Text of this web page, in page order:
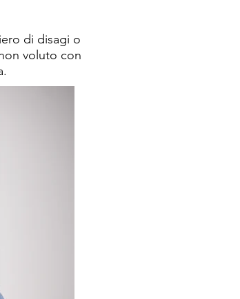
di disagi o
voluto con